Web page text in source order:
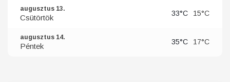
augusztus 13.
Csütörtök 33°C 15°C
augusztus 14.
Péntek 35°C 17°C